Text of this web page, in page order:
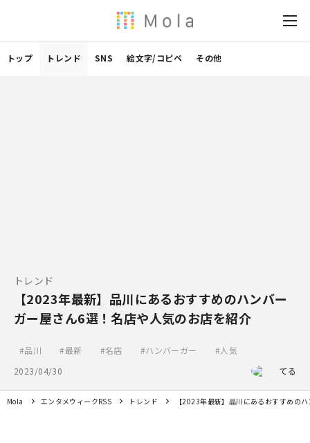
トップ トレンド SNS 絵文字/コピペ その他
トレンド
【2023年最新】品川にあるおすすめのハンバー
ガー屋さん6選！名店や人気のお店を紹介
品川 最新 名店 ハンバーガー
人気
2023/04/30
てる
Mola エンタメウィークRSS トレンド 【2023年最新】品川にあるおすすめの